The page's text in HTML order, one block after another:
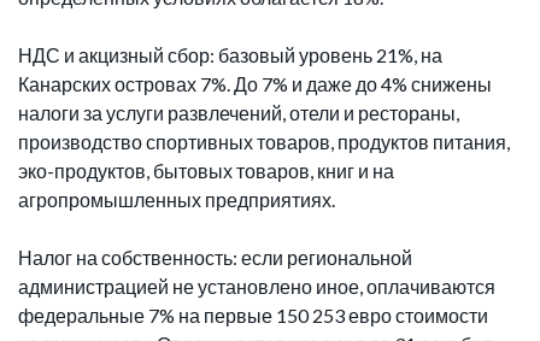
НДС и акцизный сбор: базовый уровень 21%, на
Канарских островах 7%. До 7% и даже до 4% снижены
налоги за услуги развлечений, отели и рестораны,
производство спортивных товаров, продуктов питания,
эко-продуктов, бытовых товаров, книг и на
агропромышленных предприятиях.
Налог на собственность: если региональной
администрацией не установлено иное, оплачиваются
федеральные 7% на первые 150 253 евро стоимости